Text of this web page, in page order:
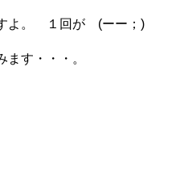
すよ。 １回が (ーー；)
ます・・・。